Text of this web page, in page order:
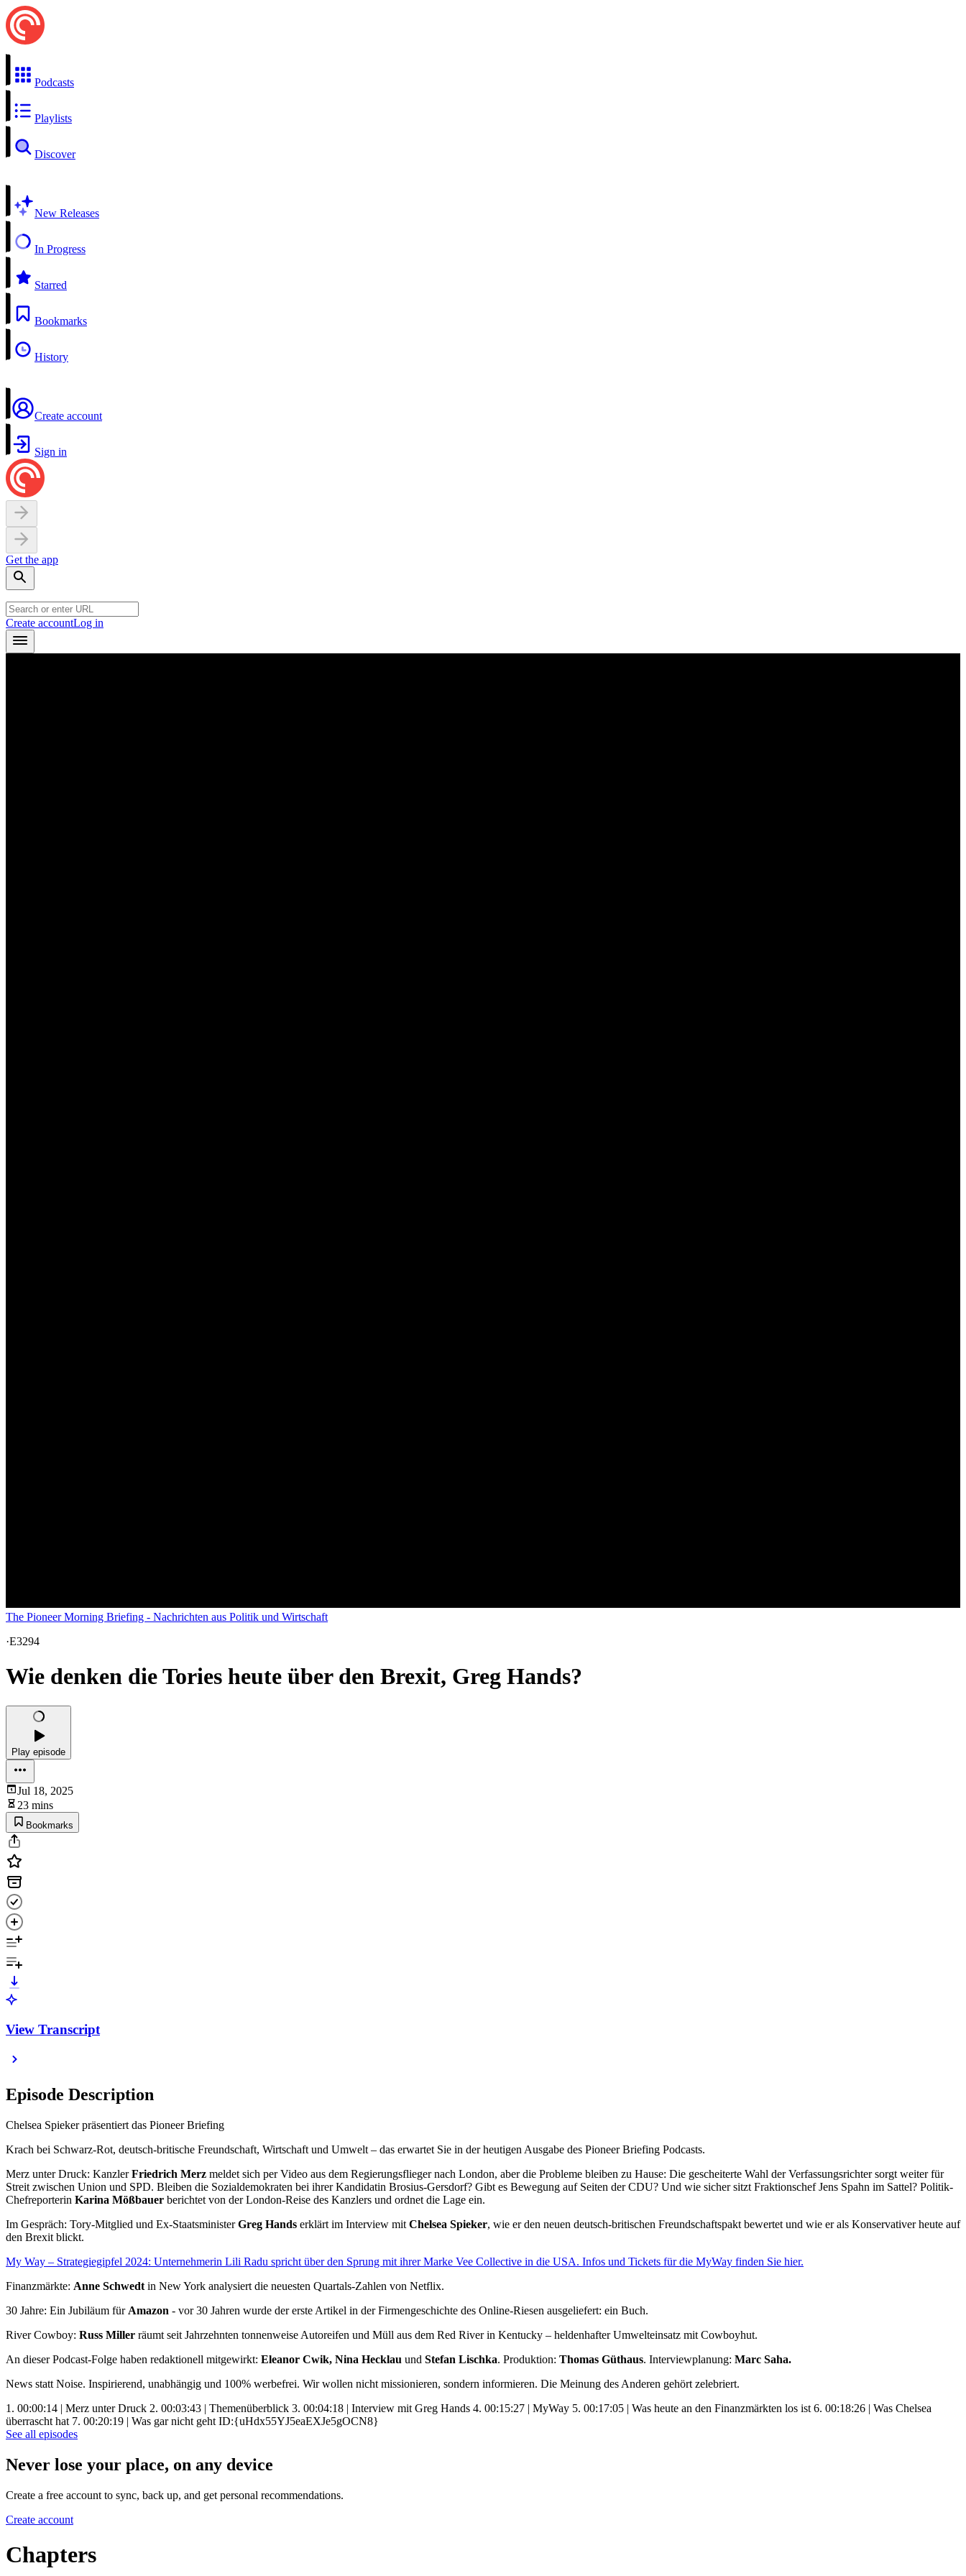
Podcasts
Playlists
Discover
New Releases
In Progress
Starred
Bookmarks
History
Create account
Sign in
Get the app
Create accountLog in
The Pioneer Morning Briefing - Nachrichten aus Politik und Wirtschaft
·E3294
Wie denken die Tories heute über den Brexit, Greg Hands?
Play episode
Jul 18, 2025
23 mins
Bookmarks
View Transcript
Episode Description
Chelsea Spieker präsentiert das Pioneer Briefing
Krach bei Schwarz-Rot, deutsch-britische Freundschaft, Wirtschaft und Umwelt – das erwartet Sie in der heutigen Ausgabe des Pioneer Briefing Podcasts.
Merz unter Druck: KanzlerFriedrich Merz meldet sich per Video aus dem Regierungsflieger nach London, aber die Probleme bleiben zu Hause: Die gescheiterte Wahl der Verfassungsrichter sorgt weiter für
Streit zwischen Union und SPD. Bleiben die Sozialdemokraten bei ihrer Kandidatin Brosius-Gersdorf? Gibt es Bewegung auf Seiten der CDU? Und wie sicher sitzt Fraktionschef Jens Spahn im Sattel? Politik-
Chefreporterin Karina Mößbauer berichtet von der London-Reise des Kanzlers und ordnet die Lage ein.
Im Gespräch: Tory-Mitglied und Ex-StaatsministerGreg Hands erklärt im Interview mit Chelsea Spieker, wie er den neuen deutsch-britischen Freundschaftspakt bewertet und wie er als Konservativer heute auf
den Brexit blickt.
My Way – Strategiegipfel 2024: Unternehmerin Lili Radu spricht über den Sprung mit ihrer Marke Vee Collective in die USA. Infos und Tickets für die MyWay finden Sie hier.
Finanzmärkte: Anne Schwedt in New York analysiert die neuesten Quartals-Zahlen von Netflix.
30 Jahre: Ein Jubiläum für Amazon - vor 30 Jahren wurde der erste Artikel in der Firmengeschichte des Online-Riesen ausgeliefert: ein Buch.
River Cowboy: Russ Miller räumt seit Jahrzehnten tonnenweise Autoreifen und Müll aus dem Red River in Kentucky – heldenhafter Umwelteinsatz mit Cowboyhut.
An dieser Podcast-Folge haben redaktionell mitgewirkt: Eleanor Cwik, Nina Hecklau und Stefan Lischka. Produktion: Thomas Güthaus. Interviewplanung: Marc Saha.
News statt Noise. Inspirierend, unabhängig und 100% werbefrei. Wir wollen nicht missionieren, sondern informieren. Die Meinung des Anderen gehört zelebriert.
1. 00:00:14 | Merz unter Druck 2. 00:03:43 | Themenüberblick 3. 00:04:18 | Interview mit Greg Hands 4. 00:15:27 | MyWay 5. 00:17:05 | Was heute an den Finanzmärkten los ist 6. 00:18:26 | Was Chelsea
überrascht hat 7. 00:20:19 | Was gar nicht geht ID:{uHdx55YJ5eaEXJe5gOCN8}
See all episodes
Never lose your place, on any device
Create a free account to sync, back up, and get personal recommendations.
Create account
Chapters